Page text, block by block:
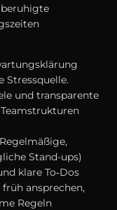
beruhigte
Stressquelle.
u‬nd transparente
Stand-ups)
klare To‑Dos
ansprechen,
Regeln